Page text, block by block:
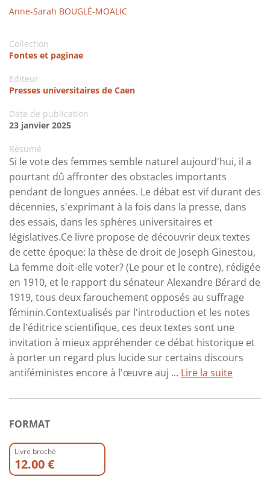
Anne-Sarah BOUGLÉ-MOALIC
Collection
Fontes et paginae
Editeur
Presses universitaires de Caen
Date de publication
23 janvier 2025
Résumé
Si le vote des femmes semble naturel aujourd'hui, il a
pourtant dû affronter des obstacles importants
pendant de longues années. Le débat est vif durant des
décennies, s'exprimant à la fois dans la presse, dans
des essais, dans les sphères universitaires et
législatives.Ce livre propose de découvrir deux textes
de cette époque: la thèse de droit de Joseph Ginestou,
La femme doit-elle voter? (Le pour et le contre), rédigée
en 1910, et le rapport du sénateur Alexandre Bérard de
1919, tous deux farouchement opposés au suffrage
féminin.Contextualisés par l'introduction et les notes
de l'éditrice scientifique, ces deux textes sont une
invitation à mieux appréhender ce débat historique et
à porter un regard plus lucide sur certains discours
antiféministes encore à l'œuvre auj ... Lire la suite
FORMAT
Livre broché
12.00 €